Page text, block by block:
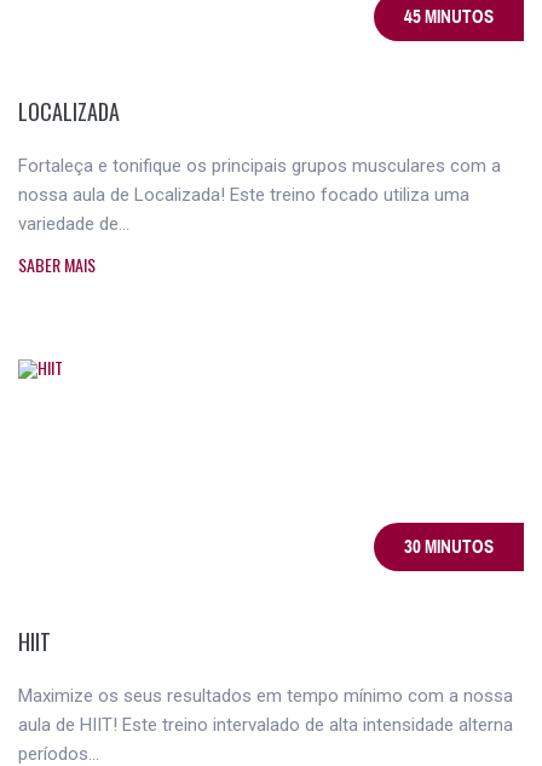
45 MINUTOS
LOCALIZADA
Fortaleça e tonifique os principais grupos musculares com a
nossa aula de Localizada! Este treino focado utiliza uma
variedade de...
SABER MAIS
30 MINUTOS
HIIT
Maximize os seus resultados em tempo mínimo com a nossa
aula de HIIT! Este treino intervalado de alta intensidade alterna
períodos...